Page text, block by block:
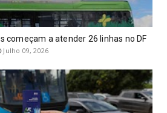
começam a atender 26 linhas no DF
Julho 09, 2026